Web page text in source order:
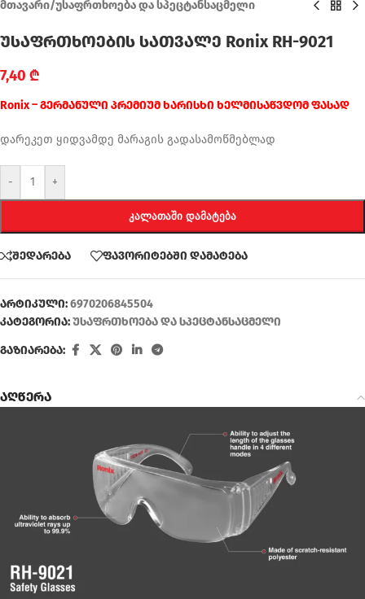
მთავარი/უსაფრთხოება და სპეცტანსაცმელი
უსაფრთხოების სათვალე Ronix RH-9021
7,40 ₾
Ronix – გერმანული პრემიუმ ხარისხი ხელმისაწვდომ ფასად
დარეკეთ ყიდვამდე მარაგის გადასამოწმებლად
- +
ᲙᲐᲚᲐᲗᲐᲨᲘ ᲓᲐᲛᲐᲢᲔᲑᲐ
შედარება ფავორიტებში დამატება
არტიკული:6970206845504
კატეგორია:უსაფრთხოება და სპეცტანსაცმელი
გაზიარება:
აღწერა